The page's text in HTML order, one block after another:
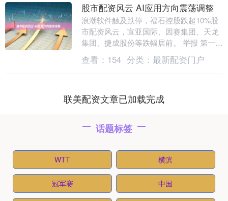
股市配资风云 AI应用方向震荡调整
浪潮软件触及跌停，福石控股跌超10%股
市配资风云，宣亚国际、因赛集团、天龙
集团、捷成股份等跌幅居前。 举报 第一财
经广告合作，请点击这里此内容为第一财
经原创，著....
查看： 154 分类： 最新配资门户
联美配资文章已加载完成
话题标签
WTT 横滨
冠军赛 中国